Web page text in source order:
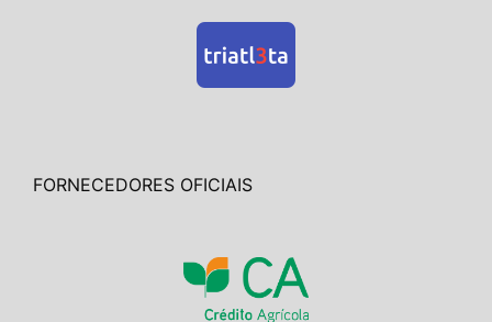
FORNECEDORES OFICIAIS